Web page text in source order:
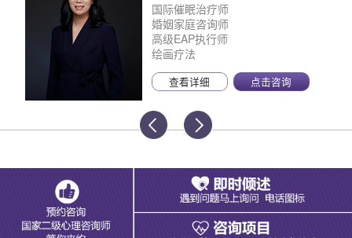
国际催眠治疗师
婚姻家庭咨询师
高级EAP执行师
绘画疗法
查看详细 点击咨询